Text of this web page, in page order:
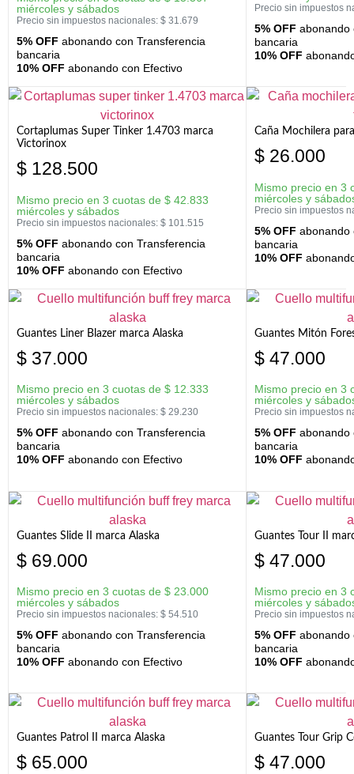
miércoles y sábados
Precio sin impuestos nacionales: $ 31.679
5% OFF abonando con Transferencia
bancaria
10% OFF abonando con Efectivo
Precio sin impuestos
5% OFF abonando
bancaria
10% OFF
Cortaplumas Super Tinker 1.4703 marca
Victorinox
$ 128.500
Mismo precio en 3 cuotas de $ 42.833
miércoles y sábados
Precio sin impuestos nacionales: $ 101.515
5% OFF abonando con Transferencia
bancaria
10% OFF abonando con Efectivo
Caña Mochilera
$ 26.000
Mismo precio en 3
miércoles y
Precio sin impuestos
5% OFF abonando
bancaria
10% OFF
Guantes Liner Blazer marca Alaska
$ 37.000
Mismo precio en 3 cuotas de $ 12.333
miércoles y sábados
Precio sin impuestos nacionales: $ 29.230
5% OFF abonando con Transferencia
bancaria
10% OFF abonando con Efectivo
Guantes Mitón
$ 47.000
Mismo precio en 3
miércoles y
Precio sin impuestos
5% OFF abonando
bancaria
10% OFF
Guantes Slide II marca Alaska
$ 69.000
Mismo precio en 3 cuotas de $ 23.000
miércoles y sábados
Precio sin impuestos nacionales: $ 54.510
5% OFF abonando con Transferencia
bancaria
10% OFF abonando con Efectivo
Guantes Tour II
$ 47.000
Mismo precio en 3
miércoles y
Precio sin impuestos
5% OFF abonando
bancaria
10% OFF
Guantes Patrol II marca Alaska
$ 65.000
Guantes Tour Grip
$ 47.000